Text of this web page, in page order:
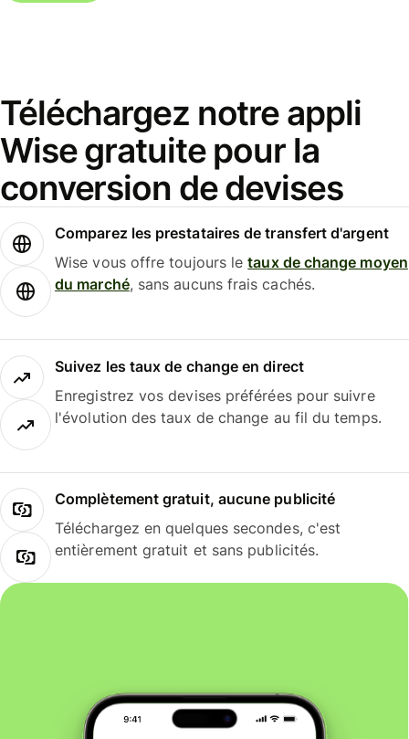
Téléchargez notre appli
Wise gratuite pour la
conversion de devises
Comparez les prestataires de transfert d'argent
Wise vous offre toujours letaux de change moyen
du marché, sans aucuns frais cachés.
Suivez les taux de change en direct
Enregistrez vos devises préférées pour suivre
l'évolution des taux de change au fil du temps.
Complètement gratuit, aucune publicité
Téléchargez en quelques secondes, c'est
entièrement gratuit et sans publicités.